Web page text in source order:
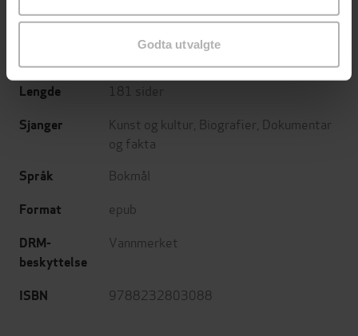
Godta utvalgte
Forlag Press
Lengde 181 sider
Sjanger Kunst og kultur Biografier Dokumentar
og fakta
Språk Bokmål
Format epub
DRM-
beskyttelse
Vannmerket
ISBN 9788232803088